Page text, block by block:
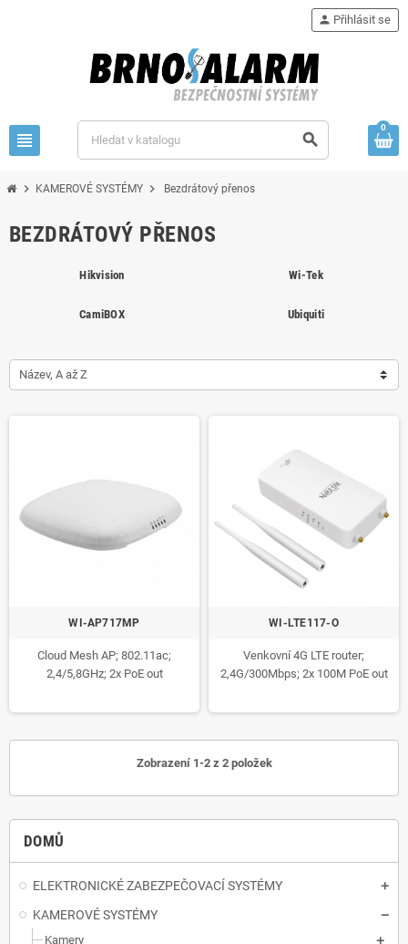
view_headline search
person Přihlásit se
0
chevron_right KAMEROVÉ SYSTÉMY chevron_right Bezdrátový přenos
DOMŮ
ELEKTRONICKÉ ZABEZPEČOVACÍ SYSTÉMY
KAMEROVÉ SYSTÉMY
Kamery
BEZDRÁTOVÝ PŘENOS
Hikvision Wi-Tek
CamiBOX Ubiquiti
Název, A až Z
WI-AP717MP
Cloud Mesh AP; 802.11ac;
2,4/5,8GHz; 2x PoE out
WI-LTE117-O
Venkovní 4G LTE router;
2,4G/300Mbps; 2x 100M PoE out
Zobrazení 1-2 z 2 položek